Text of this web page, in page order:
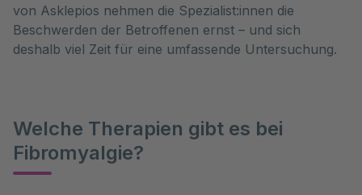
von Asklepios nehmen die Spezialist:innen die
Beschwerden der Betroffenen ernst – und sich
deshalb viel Zeit für eine umfassende Untersuchung.
Welche Therapien gibt es bei
Fibromyalgie?